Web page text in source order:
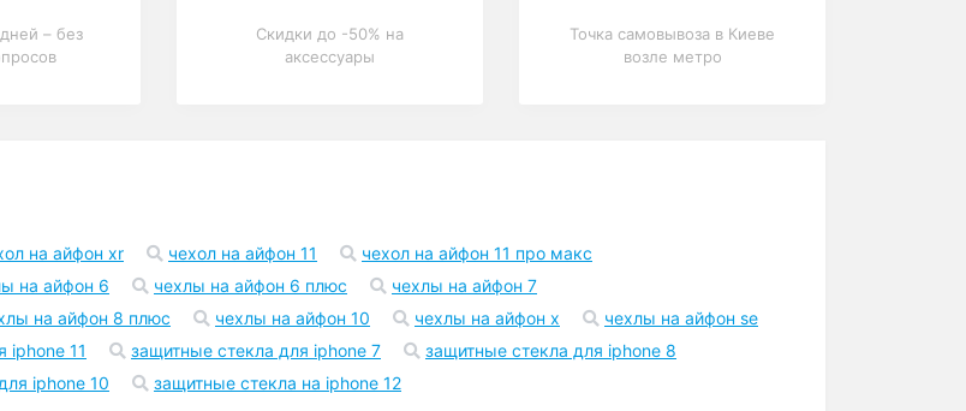
– без
Скидки до -50% на
аксессуары
Точка самовывоза в Киеве
возле метро
на айфон xr чехол на айфон 11
чехол на айфон 11 про макс
на айфон 6 чехлы на айфон 6 плюс
чехлы на айфон 7
на айфон 8 плюс чехлы на айфон 10 чехлы на айфон x
чехлы на айфон se
iphone 11 защитные стекла для iphone 7
защитные стекла для iphone 8
iphone 10 защитные стекла на iphone 12